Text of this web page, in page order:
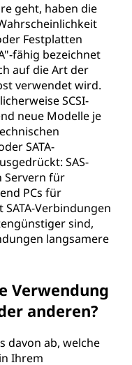
geht, haben die
Festplatten
fähig bezeichnet
auf die Art der
verwendet wird.
SCSI-
neue Modelle je
SATA-
SAS-
Servern für
PCs für
Verbindungen
sind,
langsamere
Verwendung
anderen?
davon ab, welche
Ihrem